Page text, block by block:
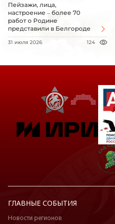
Пейзажи, лица,
настроение – более 70
работ о Родине
представили в Белгороде
31 июля 2026 124
ГЛАВНЫЕ СОБЫТИЯ
Новости регионов